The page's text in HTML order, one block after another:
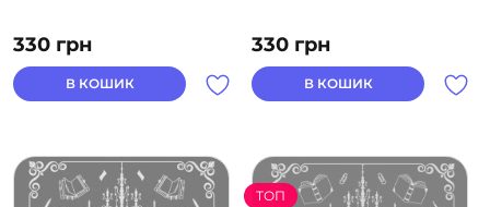
330 грн
В КОШИК
330 грн
В КОШИК
ТОП